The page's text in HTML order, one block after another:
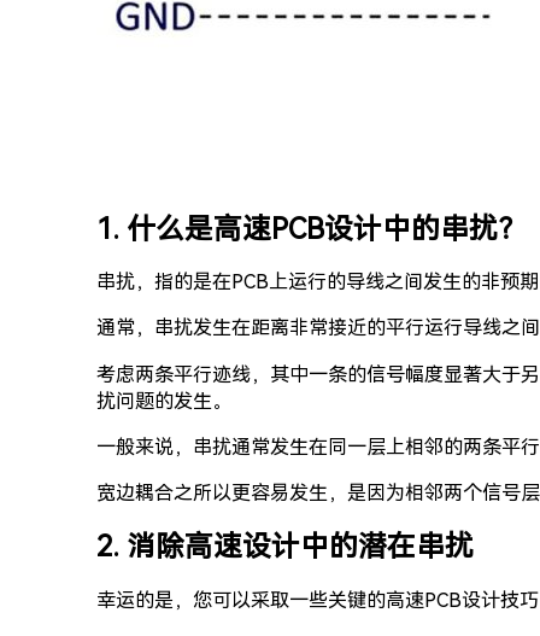
1. 什么是高速PCB设计中的串扰？
串扰，指的是在PCB上运行的导线之间发生的非预
通常，串扰发生在距离非常接近的平行运行导线之
考虑两条平行迹线，其中一条的信号幅度显著大于
扰问题的发生。
一般来说，串扰通常发生在同一层上相邻的两条平
宽边耦合之所以更容易发生，是因为相邻两个信号
2. 消除高速设计中的潜在串扰
幸运的是，您可以采取一些关键的高速PCB设计技